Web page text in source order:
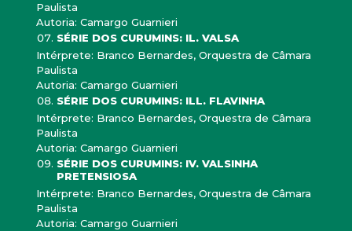
Paulista
Autoria: Camargo Guarnieri
SÉRIE DOS CURUMINS: IL. VALSA
Intérprete: Branco Bernardes, Orquestra de Câmara
Paulista
Autoria: Camargo Guarnieri
SÉRIE DOS CURUMINS: ILL. FLAVINHA
Intérprete: Branco Bernardes, Orquestra de Câmara
Paulista
Autoria: Camargo Guarnieri
SÉRIE DOS CURUMINS: IV. VALSINHA
PRETENSIOSA
Intérprete: Branco Bernardes, Orquestra de Câmara
Paulista
Autoria: Camargo Guarnieri